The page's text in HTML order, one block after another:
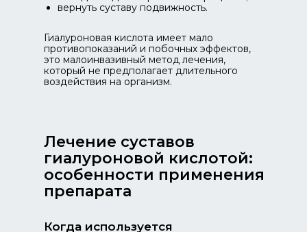
Гиалуроновая кислота имеет мало
противопоказаний и побочных эффектов,
это малоинвазивный метод лечения,
который не предполагает длительного
воздействия на организм.
вернуть суставу подвижность.
Лечение суставов
гиалуроновой кислотой:
особенности применения
препарата
Когда используется